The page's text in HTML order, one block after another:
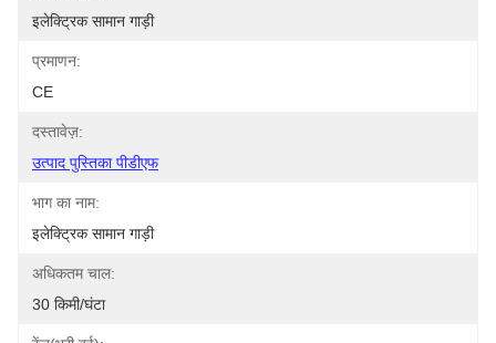
इलेक्ट्रिक सामान गाड़ी
प्रमाणन:
CE
दस्तावेज़:
उत्पाद पुस्तिका पीडीएफ
भाग का नाम:
इलेक्ट्रिक सामान गाड़ी
अधिकतम चाल:
30 किमी/घंटा